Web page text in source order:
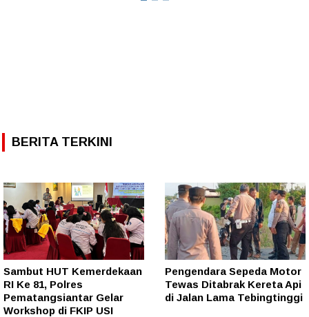
BERITA TERKINI
Sambut HUT Kemerdekaan
RI Ke 81, Polres
Pematangsiantar Gelar
Workshop di FKIP USI
Pengendara Sepeda Motor
Tewas Ditabrak Kereta Api
di Jalan Lama Tebingtinggi